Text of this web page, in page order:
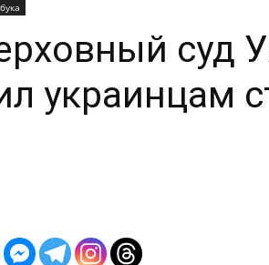
суд
украинцам